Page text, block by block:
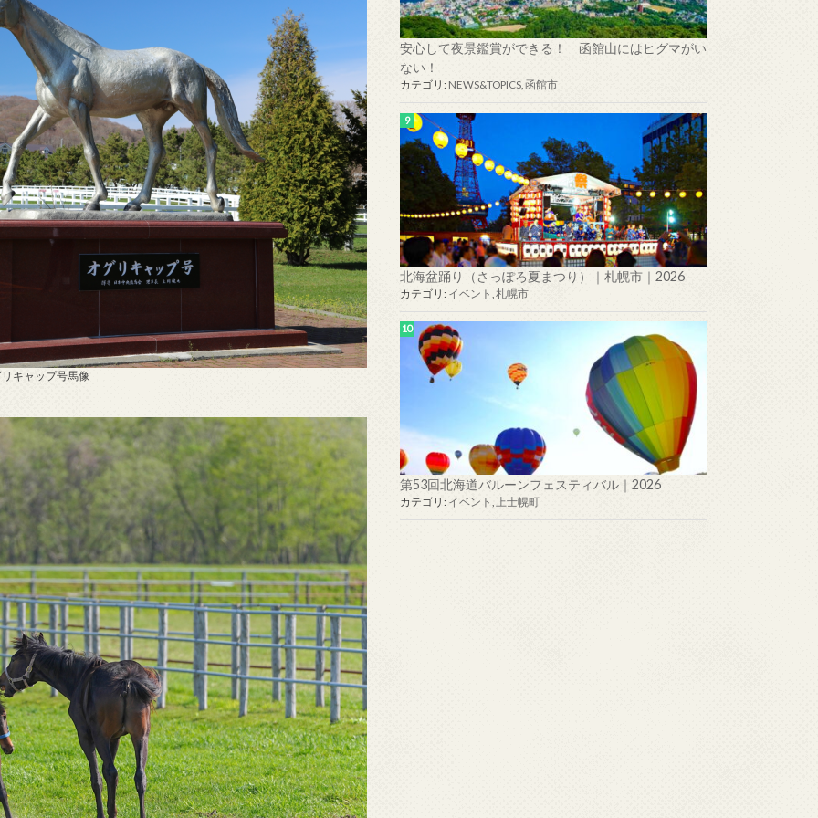
キャップ号馬像
安心して夜景鑑賞ができる！ 函館山にはヒグマがい
ない！
カテゴリ: NEWS&TOPICS 函館市
北海盆踊り（さっぽろ夏まつり）｜札幌市｜2026
カテゴリ: イベント 札幌市
第53回北海道バルーンフェスティバル｜2026
カテゴリ: イベント 上士幌町